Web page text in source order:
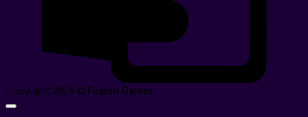
Copyright 2026 © Fusion Games